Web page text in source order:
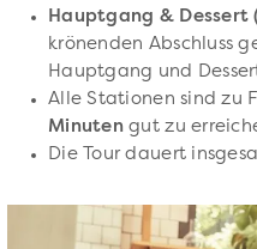
Hauptgang & Dessert
krönenden Abschluss
Hauptgang und
Alle Stationen sind zu
Minutengut zu
Die Tour dauert